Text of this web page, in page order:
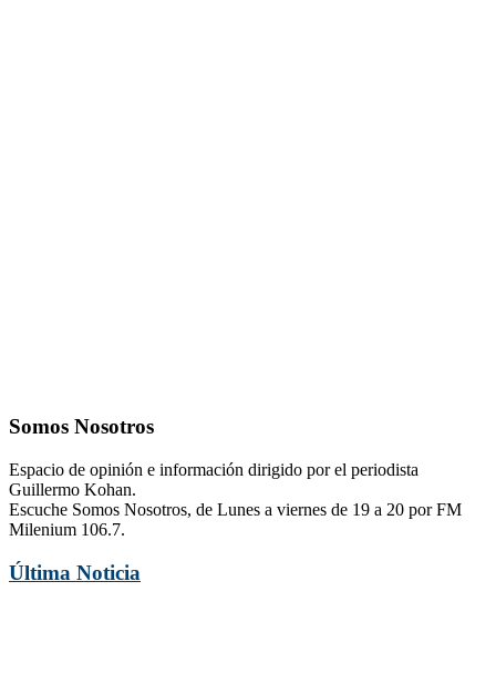
Somos Nosotros
Espacio de opinión e información dirigido por el periodista
Guillermo Kohan.
Escuche Somos Nosotros, de Lunes a viernes de 19 a 20 por FM
Milenium 106.7.
Última Noticia